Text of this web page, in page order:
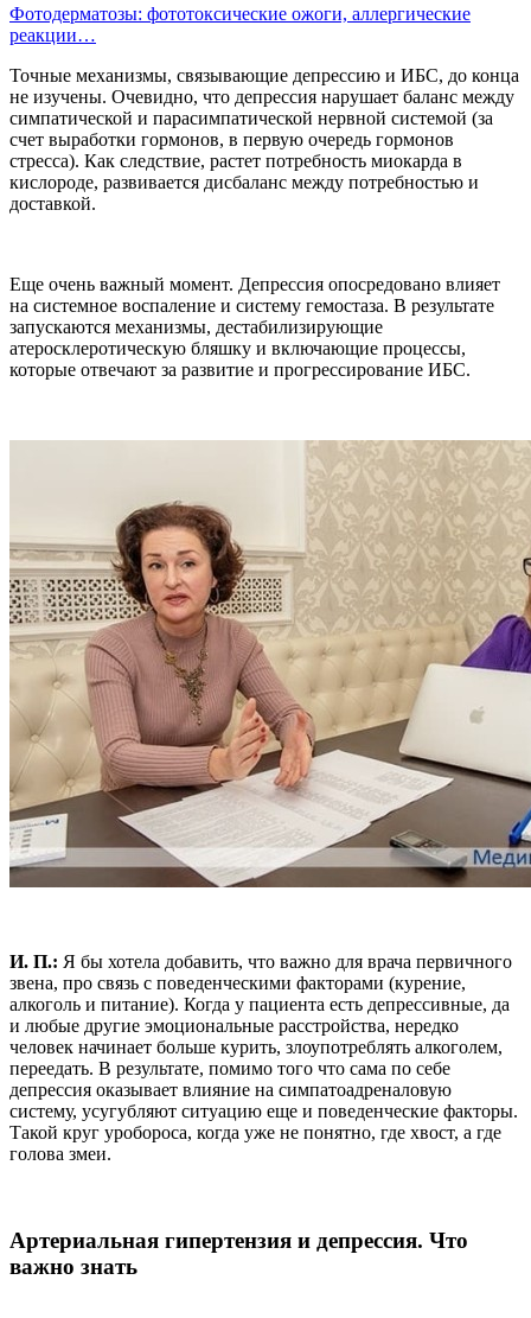
Фотодерматозы: фототоксические ожоги, аллергические
реакции…
Точные механизмы, связывающие депрессию и ИБС, до конца
не изучены. Очевидно, что депрессия нарушает баланс между
симпатической и парасимпатической нервной системой (за
счет выработки гормонов, в первую очередь гормонов
стресса). Как следствие, растет потребность миокарда в
кислороде, развивается дисбаланс между потребностью и
доставкой.
Еще очень важный момент. Депрессия опосредовано влияет
на системное воспаление и систему гемостаза. В результате
запускаются механизмы, дестабилизирующие
атеросклеротическую бляшку и включающие процессы,
которые отвечают за развитие и прогрессирование ИБС.
И. П.: Я бы хотела добавить, что важно для врача первичного
звена, про связь с поведенческими факторами (курение,
алкоголь и питание). Когда у пациента есть депрессивные, да
и любые другие эмоциональные расстройства, нередко
человек начинает больше курить, злоупотреблять алкоголем,
переедать. В результате, помимо того что сама по себе
депрессия оказывает влияние на симпатоадреналовую
систему, усугубляют ситуацию еще и поведенческие факторы.
Такой круг уробороса, когда уже не понятно, где хвост, а где
голова змеи.
Артериальная гипертензия и депрессия. Что
важно знать